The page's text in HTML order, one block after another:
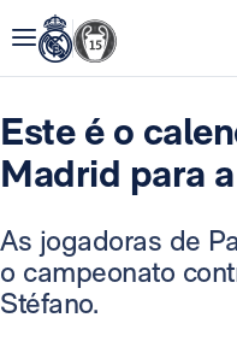
Este é o
Madrid para
As jogadoras de
o campeonato
Stéfano.